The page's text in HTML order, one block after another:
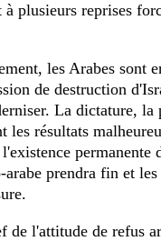
plusieurs reprises
les Arabes sont
de destruction
La dictature,
les résultats
prendra fin et
de l'attitude de refus